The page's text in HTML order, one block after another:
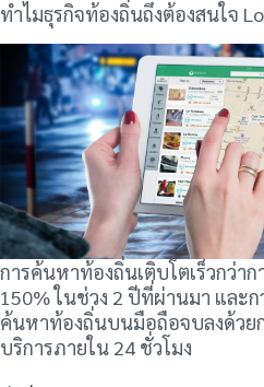
ทำไมธุรกิจท้องถิ่นถึงต้องสนใจ
การค้นหาท้องถิ่นเติบโตเร็วกว่า
150% ในช่วง 2 ปีที่ผ่านมา และก
ค้นหาท้องถิ่นบนมือถือจบลงด้วย
บริการภายใน 24 ชั่วโมง